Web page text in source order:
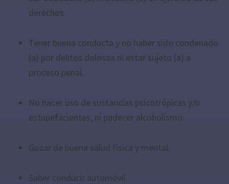
derechos.
Tener buena conducta y no haber sido condenado
(a) por delitos dolosos ni estar sujeto (a) a
proceso penal.
No hacer uso de sustancias psicotrópicas y/o
estupefacientes, ni padecer alcoholismo.
Gozar de buena salud física y mental.
Saber conducir automóvil.